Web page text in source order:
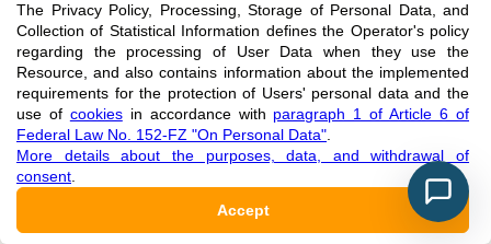
Makeenkov, I. Lapitskiy, A. Somov, A. Baranov, Flammable
gases and vapors of flammable liquids: Monitoring with
infrared sensor node, Sensors and Actuators B: Chemical.
209: 1102–1107, 2015.
N. Samotaev, A.A. Vasiliev, B.I. Podlepetsky, A.V. Sokolov,
A.V. Pisliakov. The mechanism of the formation of selective
response of semiconductor gas sensor in mixture of
CH4/H2/CO with air. Sensors and Actuators B: Chemical.
The Privacy Policy, Processing, Storage of Personal Data, and
Collection of Statistical Information defines the Operator's policy
regarding the processing of User Data when they use the
Resource, and also contains information about the implemented
requirements for the protection of Users' personal data and the
use of cookiesin accordance with paragraph 1 of Article 6 of
Federal Law No. 152-FZ "On Personal Data"
More details about the purposes, data, and withdrawal of
consent
Accept